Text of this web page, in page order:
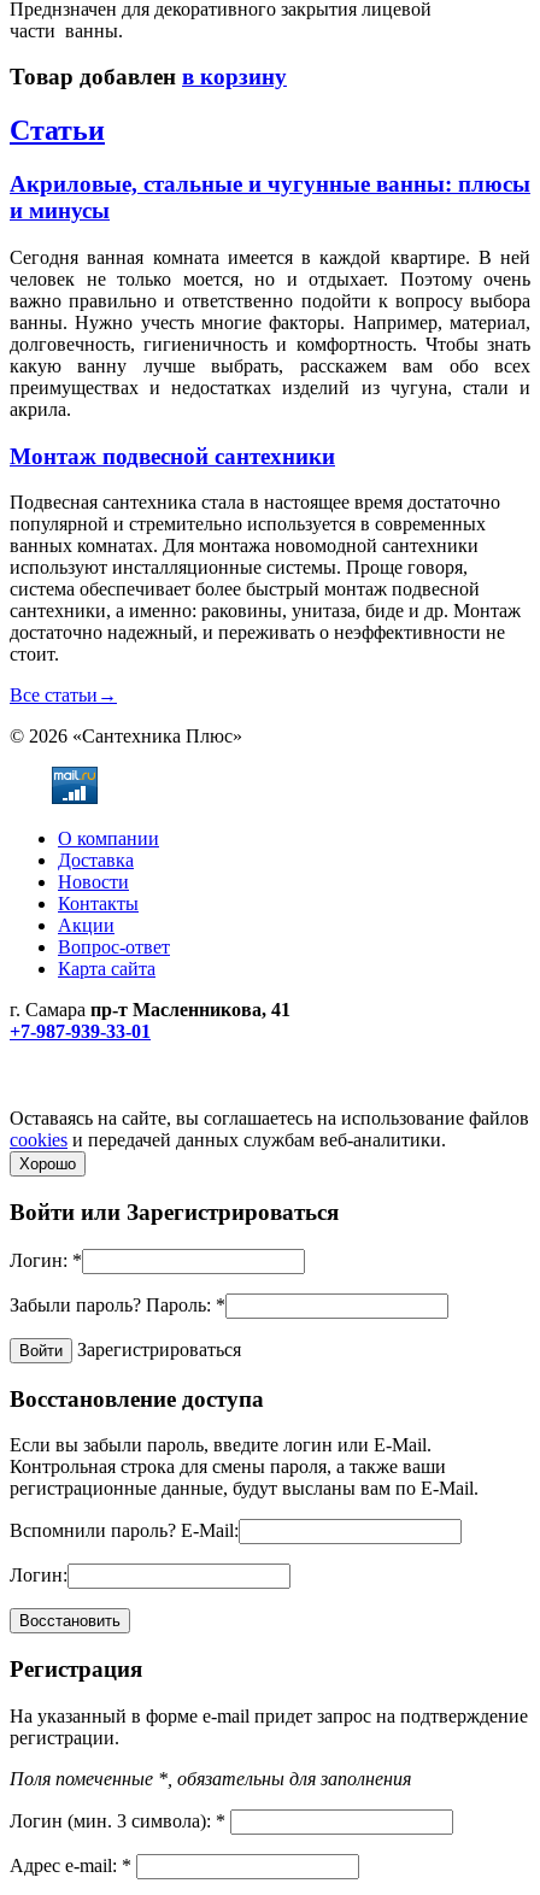
Преднзначен для декоративного закрытия лицевой
части ванны.
Товар добавлен в корзину
Статьи
Акриловые, стальные и чугунные ванны: плюсы
и минусы
Сегодня ванная комната имеется в каждой квартире. В ней
человек не только моется, но и отдыхает. Поэтому очень
важно правильно и ответственно подойти к вопросу выбора
ванны. Нужно учесть многие факторы. Например, материал,
долговечность, гигиеничность и комфортность. Чтобы знать
какую ванну лучше выбрать, расскажем вам обо всех
преимуществах и недостатках изделий из чугуна, стали и
акрила.
Монтаж подвесной сантехники
Подвесная сантехника стала в настоящее время достаточно
популярной и стремительно используется в современных
ванных комнатах. Для монтажа новомодной сантехники
используют инсталляционные системы. Проще говоря,
система обеспечивает более быстрый монтаж подвесной
сантехники, а именно: раковины, унитаза, биде и др. Монтаж
достаточно надежный, и переживать о неэффективности не
стоит.
Все статьи →
© 2026 «Сантехника Плюс»
О компании
Доставка
Новости
Контакты
Акции
Вопрос-ответ
Карта сайта
г. Самара пр-т Масленникова, 41
+7-987-939-33-01
Оставаясь на сайте, вы соглашаетесь на использование файлов
cookies и передачей данных службам веб-аналитики.
Хорошо
Войти или Зарегистрироваться
Логин: *
Забыли пароль? Пароль: *
Зарегистрироваться
Восстановление доступа
Если вы забыли пароль, введите логин или E-Mail.
Контрольная строка для смены пароля, а также ваши
регистрационные данные, будут высланы вам по E-Mail.
Вспомнили пароль? E-Mail:
Логин:
Регистрация
На указанный в форме e-mail придет запрос на подтверждение
регистрации.
Поля помеченные *, обязательны для заполнения
Логин (мин. 3 символа): *
Адрес e-mail: *